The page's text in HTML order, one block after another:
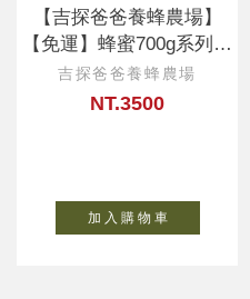
【吉探爸爸養蜂農場】
【免運】蜂蜜700g系列口
味任選買五送一
吉探爸爸養蜂農場
NT.3500
加 入 購 物 車